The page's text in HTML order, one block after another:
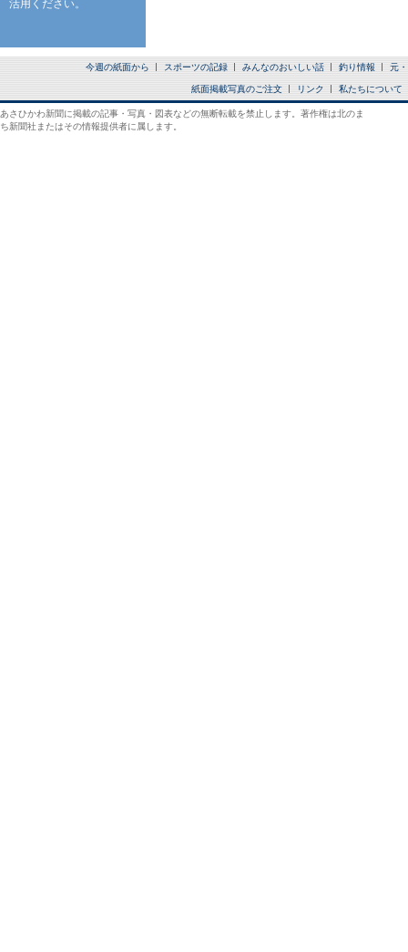
活用ください。
今週の紙面から スポーツの記録 みんなのおいしい話 釣り情報 元
紙面掲載写真のご注文 リンク 私たちについて
あさひかわ新聞に掲載の記事・写真・図表などの無断転載を禁止します。著作権は北のま
ち新聞社またはその情報提供者に属します。